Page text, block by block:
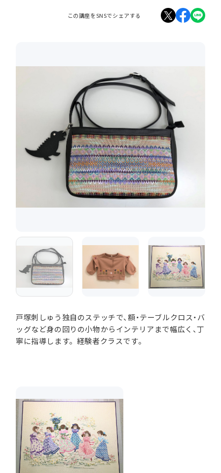
この講座をSNSでシェアする
戸塚刺しゅう独自のステッチで、額・テーブルクロス・バ
ッグなど身の回りの小物からインテリアまで幅広く、丁
寧に指導します。経験者クラスです。